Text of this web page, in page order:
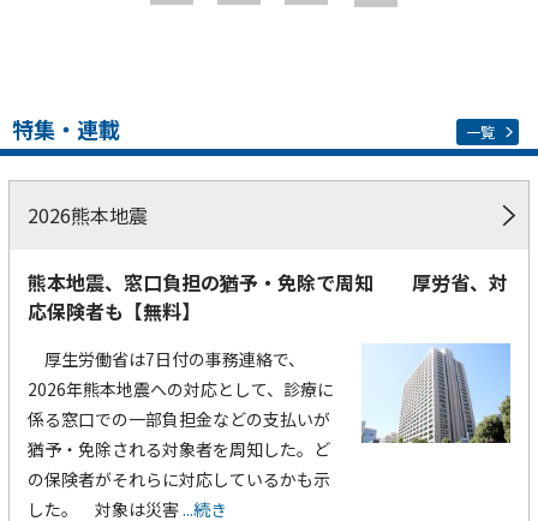
特集・連載 一覧
2026熊本地震
熊本地震、窓口負担の猶予・免除で周知 厚労省、対
応保険者も【無料】
厚生労働省は7日付の事務連絡で、
2026年熊本地震への対応として、診療に
係る窓口での一部負担金などの支払いが
猶予・免除される対象者を周知した。ど
の保険者がそれらに対応しているかも示
した。 対象は災害...続き